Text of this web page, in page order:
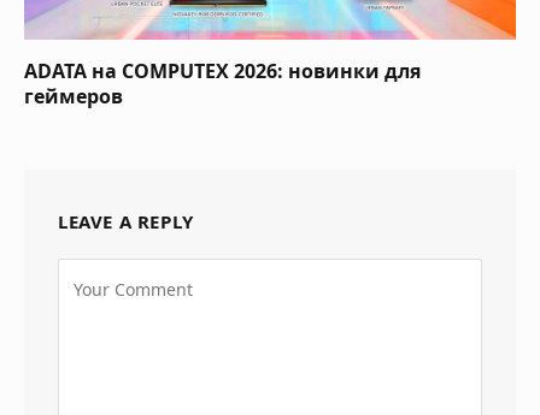
ADATA на COMPUTEX 2026: новинки для
геймеров
LEAVE A REPLY